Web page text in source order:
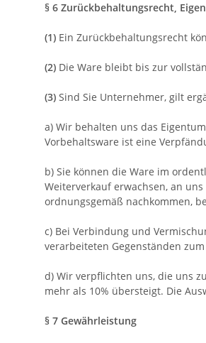
§ 6 Zurückbehaltungsrecht,
(1) Ein Zurückbehaltungsrecht
(2) Die Ware bleibt bis zur
(3) Sind Sie Unternehmer, gilt
a) Wir behalten uns das
Vorbehaltsware ist eine
b) Sie können die Ware im
Weiterverkauf erwachsen, an
ordnungsgemäß nachkommen,
c) Bei Verbindung und
verarbeiteten Gegenständen
d) Wir verpflichten uns, die uns
mehr als 10% übersteigt. Die
§ 7 Gewährleistung